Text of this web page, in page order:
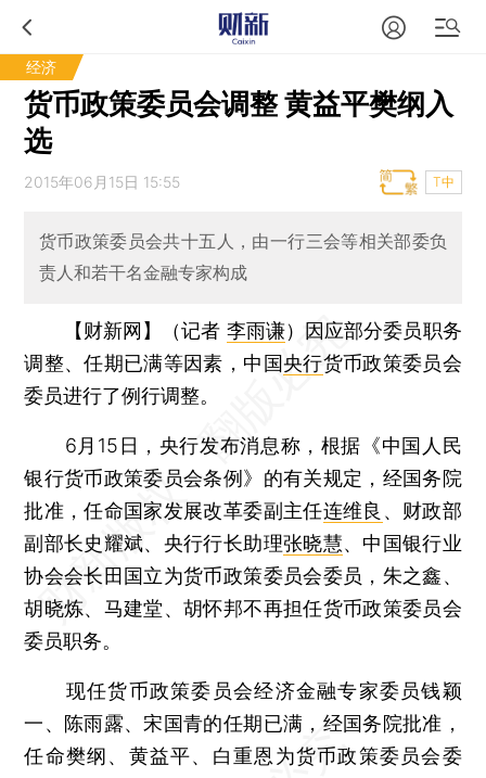
经济
货币政策委员会调整 黄益平樊纲入
选
2015年06月15日 15:55 T中
货币政策委员会共十五人，由一行三会等相关部委负
责人和若干名金融专家构成
【财新网】（记者 李雨谦）
因应部分委员职务
调整、任期已满等因素，中国央行货币政策委员会
委员进行了例行调整。
6月15日，央行发布消息称，根据《中国人民
银行货币政策委员会条例》的有关规定，经国务院
批准，任命国家发展改革委副主任连维良 、财政部
副部长史耀斌、央行行长助理张晓慧、中国银行业
协会会长田国立为货币政策委员会委员，朱之鑫、
胡晓炼、马建堂、胡怀邦不再担任货币政策委员会
委员职务。
现任货币政策委员会经济金融专家委员钱颖
一、陈雨露、宋国青的任期已满，经国务院批准，
任命樊纲、黄益平、白重恩为货币政策委员会委